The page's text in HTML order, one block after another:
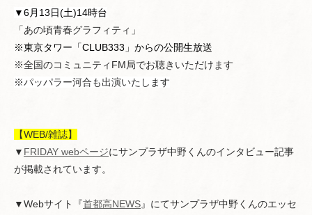
▼6月13日(土)14時台
「あの頃青春グラフィティ」
※東京タワー「CLUB333」からの公開生放送
※全国のコミュニティFM局でお聴きいただけます
※パッパラー河合も出演いたします
【WEB/雑誌】
▼ FRIDAY webページにサンプラザ中野くんのインタビュー記事
が掲載されています。
▼Webサイト『首都高NEWS』にてサンプラザ中野くんのエッセ